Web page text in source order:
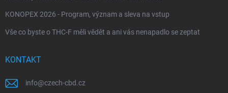
KONOPEX 2026 - Program, význam a sleva na vstup
Vše co byste o THC-F měli vědět a ani vás nenapadlo se zeptat
KONTAKT
info@czech-cbd.cz